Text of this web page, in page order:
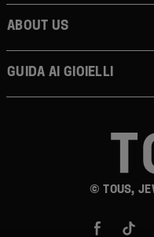
© TOUS,
About us
Guida ai gioielli